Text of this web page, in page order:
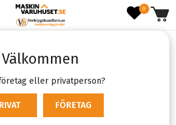
0
Välkommen
eller privatperson?
FÖRETAG
2620 RS